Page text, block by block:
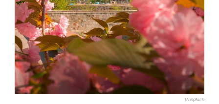
Unsplash